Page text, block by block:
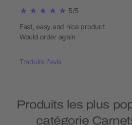
5/5
Fast, easy and nice product
Would order again
Traduire l'avis
Produits les plus
catégorie